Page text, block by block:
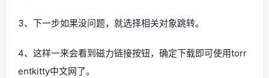
3、下一步如果没问题，就选择相关对象跳转。
4、这样一来会看到磁力链接按钮，确定下载即可使用torr
entkitty中文网了。